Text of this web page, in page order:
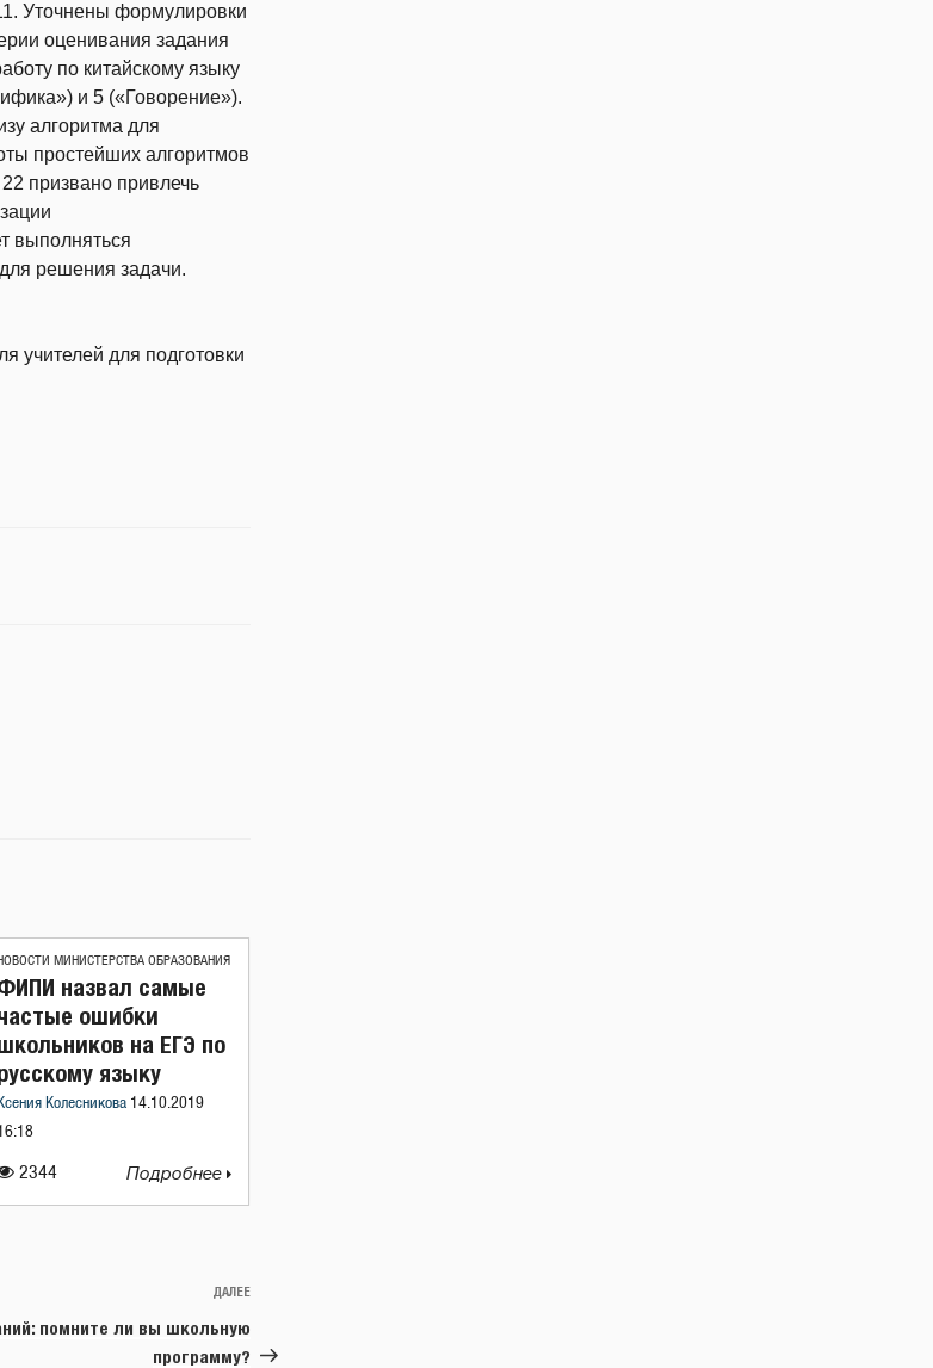
Уточнены формулировки
оценивания задания
по китайскому языку
и 5 («Говорение»).
алгоритма для
простейших алгоритмов
призвано привлечь
выполняться
решения задачи.
учителей для подготовки
МИНИСТЕРСТВА ОБРАЗОВАНИЯ
2344
назвал самые
ошибки
на ЕГЭ по
языку
Ксения Колесникова 14.10.2019
Подробнее
Следующая
ДАЛЕЕ
помните ли вы школьную
программу?